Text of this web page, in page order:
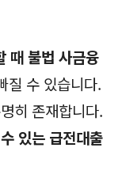
때 불법 사금융
질 수 있습니다.
히 존재합니다.
있는 급전대출